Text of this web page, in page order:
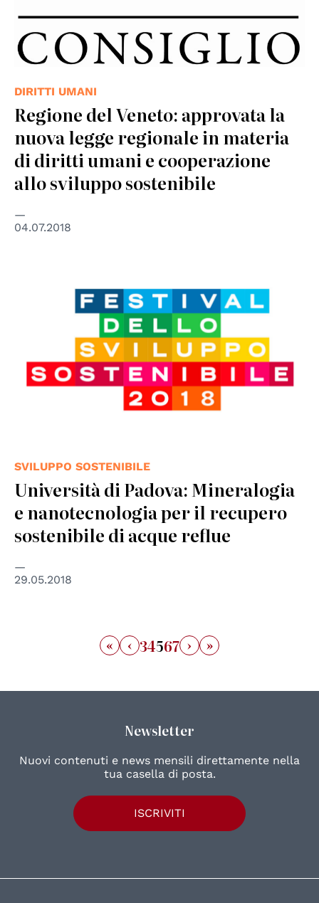
DIRITTI UMANI
Regione del Veneto: approvata la
nuova legge regionale in materia
di diritti umani e cooperazione
allo sviluppo sostenibile
04.07.2018
SVILUPPO SOSTENIBILE
Università di Padova: Mineralogia
e nanotecnologia per il recupero
sostenibile di acque reflue
29.05.2018
« ‹ 34567 › »
Newsletter
Nuovi contenuti e news mensili direttamente nella
tua casella di posta.
ISCRIVITI